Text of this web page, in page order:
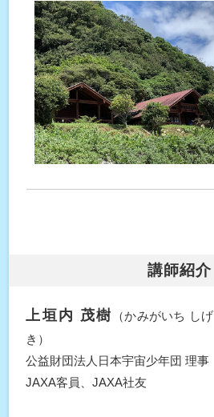
講師紹介
上垣内 茂樹 （かみがいち しげ
き）
公益財団法人日本宇宙少年団 理事
JAXA客員、JAXA社友